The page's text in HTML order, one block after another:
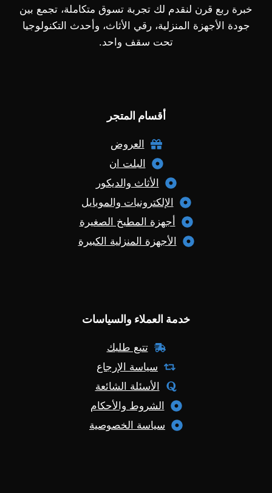
خبرة ربع قرن لنقدم لك تجربة تسوق متكاملة، تجمع بين
جودة الأجهزة المنزلية، رقي الأثاث، وأحدث التكنولوجيا
تحت سقف واحد.
أقسام المتجر
العروض
البلت ان
الأثاث والديكور
الإلكترونيات والموبايل
أجهزة المطبخ الصغيرة
الأجهزة المنزلية الكبيرة
خدمة العملاء والسياسات
تتبع طلبك
سياسة الإرجاع
الأسئلة الشائعة
الشروط والأحكام
سياسة الخصوصية